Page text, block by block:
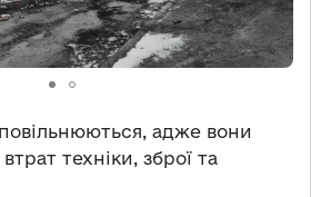
адже вони
техніки, зброї та